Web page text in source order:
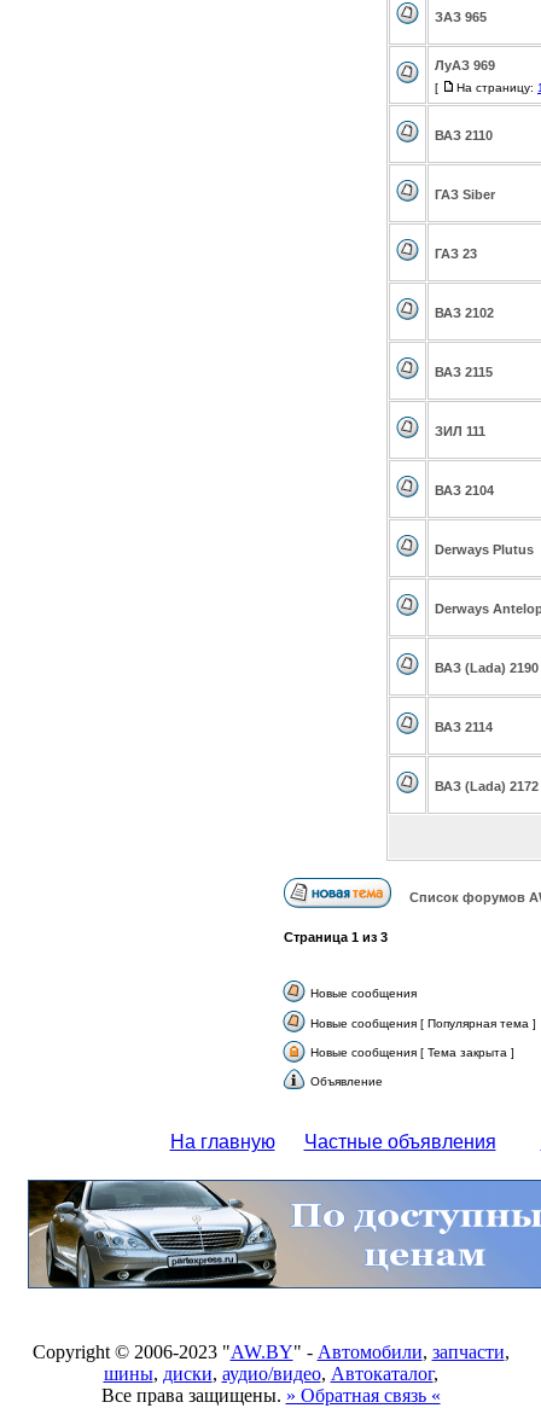
ЗАЗ 965
ЛуАЗ 969
[ На страницу:
ВАЗ 2110
ГАЗ Siber
ГАЗ 23
ВАЗ 2102
ВАЗ 2115
ЗИЛ 111
ВАЗ 2104
Derways Plutus
Derways
ВАЗ (Lada) 2190
ВАЗ 2114
ВАЗ (Lada) 2172
Список форумов
Страница 1из 3
Новые сообщения
Новые сообщения [ Популярная тема ]
Новые сообщения [ Тема закрыта ]
Объявление
На главную Частные объявления
Copyright © 2006-2023 "AW.BY" - Автомобили, запчасти,
шины, диски, аудио/видео, Автокаталог,
Все права защищены. » Обратная связь «